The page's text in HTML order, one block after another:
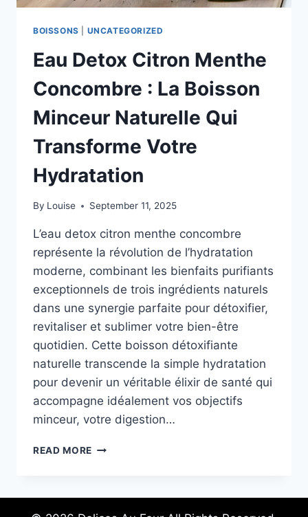
BOISSONS UNCATEGORIZED
Eau Detox Citron Menthe
Concombre : La Boisson
Minceur Naturelle Qui
Transforme Votre
Hydratation
By Louise September 11, 2025
L’eau detox citron menthe concombre
représente la révolution de l’hydratation
moderne, combinant les bienfaits purifiants
exceptionnels de trois ingrédients naturels
dans une synergie parfaite pour détoxifier,
revitaliser et sublimer votre bien-être
quotidien. Cette boisson détoxifiante
naturelle transcende la simple hydratation
pour devenir un véritable élixir de santé qui
accompagne idéalement vos objectifs
minceur, votre digestion…
READ MORE EAU